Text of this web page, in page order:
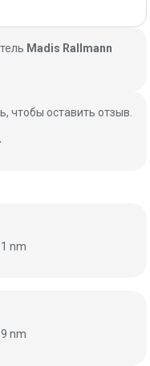
Madis Rallmann
чтобы оставить отзыв.
Финляндия · 1.1 nm
Финляндия · 6.9 nm